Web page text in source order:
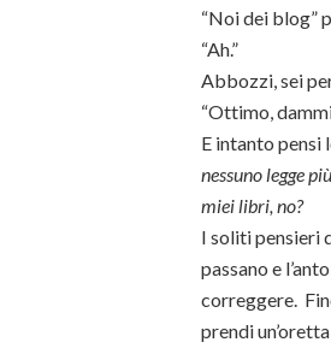
“Noi dei blog”
“Ah.”
Abbozzi, sei
“Ottimo,
E intanto pensi
nessuno legge
miei libri, no?
I soliti pensieri
passano e
correggere.
prendi